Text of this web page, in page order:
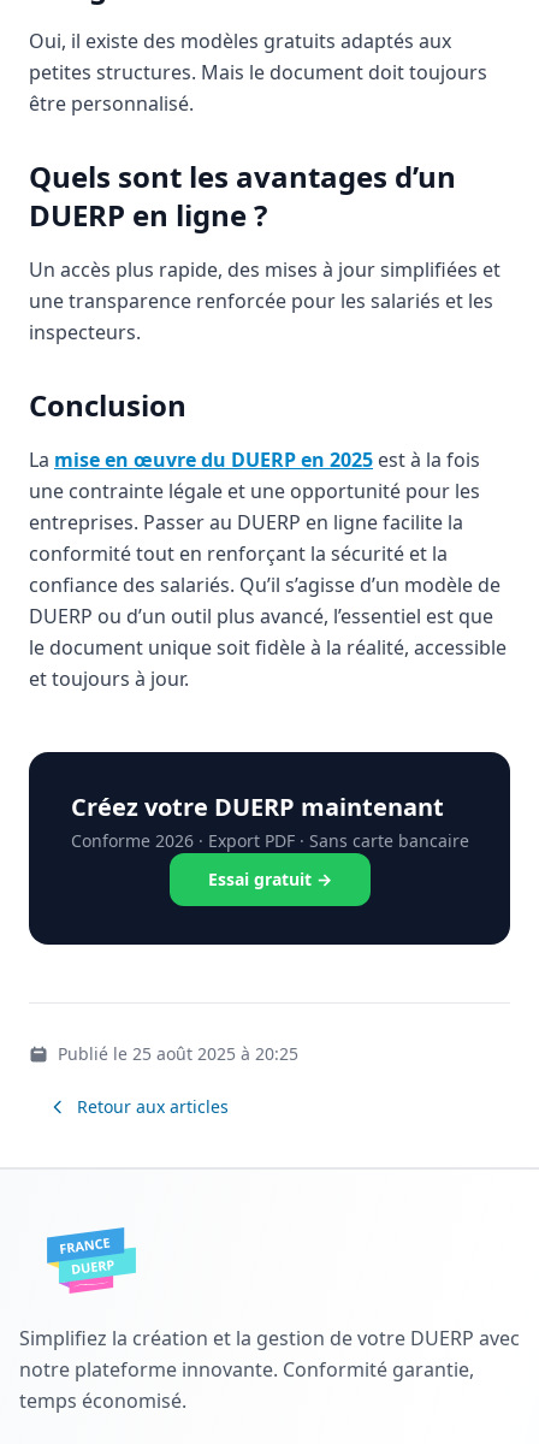
Oui, il existe des modèles gratuits adaptés aux
petites structures. Mais le document doit toujours
être personnalisé.
Quels sont les avantages d’un
DUERP en ligne ?
Un accès plus rapide, des mises à jour simplifiées et
une transparence renforcée pour les salariés et les
inspecteurs.
Conclusion
La mise en œuvre du DUERP en 2025 est à la fois
une contrainte légale et une opportunité pour les
entreprises. Passer au DUERP en ligne facilite la
conformité tout en renforçant la sécurité et la
confiance des salariés. Qu’il s’agisse d’un modèle de
DUERP ou d’un outil plus avancé, l’essentiel est que
le document unique soit fidèle à la réalité, accessible
et toujours à jour.
Créez votre DUERP maintenant
Conforme 2026 · Export PDF · Sans carte bancaire
Essai gratuit →
Publié le 25 août 2025 à 20:25
Retour aux articles
Simplifiez la création et la gestion de votre DUERP avec
notre plateforme innovante. Conformité garantie,
temps économisé.